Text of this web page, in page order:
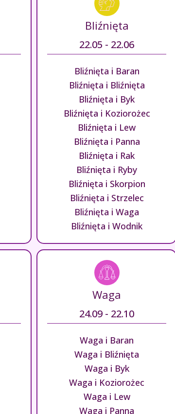
Bliźnięta
22.05 - 22.06
Bliźnięta i Baran
Bliźnięta i Bliźnięta
Bliźnięta i Byk
Bliźnięta i Koziorożec
Bliźnięta i Lew
Bliźnięta i Panna
Bliźnięta i Rak
Bliźnięta i Ryby
Bliźnięta i Skorpion
Bliźnięta i Strzelec
Bliźnięta i Waga
Bliźnięta i Wodnik
Waga
24.09 - 22.10
Waga i Baran
Waga i Bliźnięta
Waga i Byk
Waga i Koziorożec
Waga i Lew
Waga i Panna